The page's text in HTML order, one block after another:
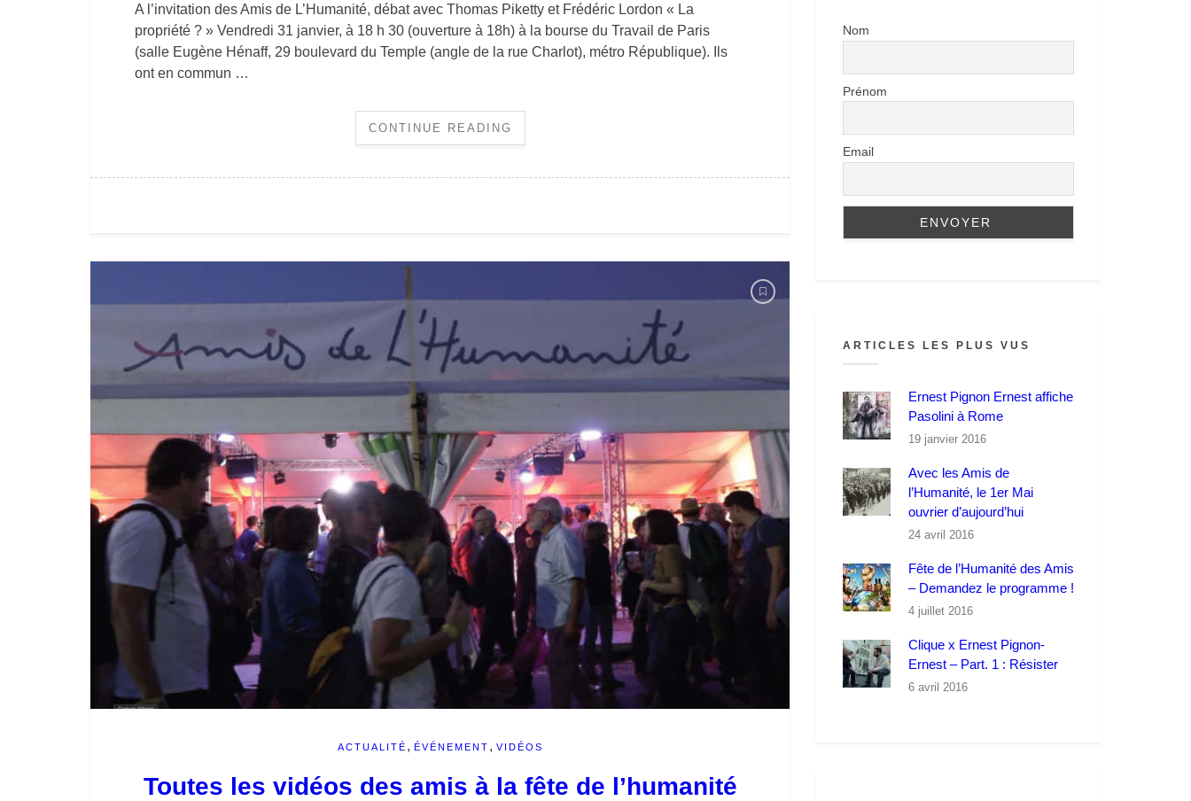
A l’invitation des Amis de L’Humanité, débat avec Thomas Piketty et Frédéric Lordon « La
propriété ? » Vendredi 31 janvier, à 18 h 30 (ouverture à 18h) à la bourse du Travail de Paris
(salle Eugène Hénaff, 29 boulevard du Temple (angle de la rue Charlot), métro République). Ils
ont en commun …
CONTINUE READING
ACTUALITÉ , ÉVÉNEMENT , VIDÉOS
Toutes les vidéos des amis à la fête de l’humanité
Nom
Prénom
Email
ARTICLES LES PLUS VUS
Ernest Pignon Ernest affiche
Pasolini à Rome
19 janvier 2016
Avec les Amis de
l’Humanité, le 1er Mai
ouvrier d’aujourd’hui
24 avril 2016
Fête de l’Humanité des Amis
– Demandez le programme !
4 juillet 2016
Clique x Ernest Pignon-
Ernest – Part. 1 : Résister
6 avril 2016